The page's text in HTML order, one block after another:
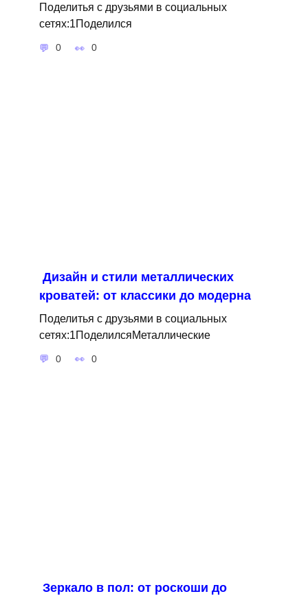
Поделитья с друзьями в социальных
сетях:1Поделился
0 0
Дизайн и стили металлических
кроватей: от классики до модерна
Поделитья с друзьями в социальных
сетях:1ПоделилсяМеталлические
0 0
Зеркало в пол: от роскоши до